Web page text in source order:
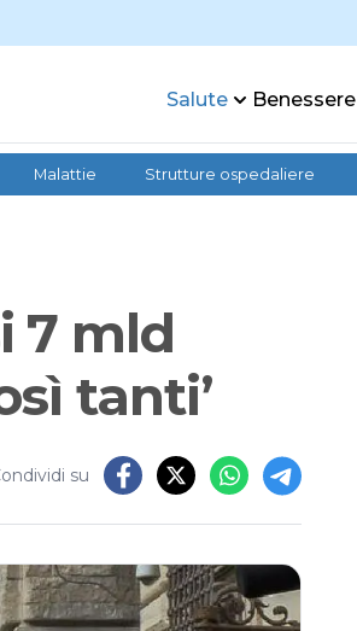
Salute Benessere
Malattie Strutture ospedaliere
7 mld
tanti’
su